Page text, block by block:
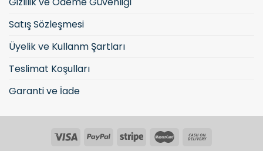
Satış Sözleşmesi
Üyelik ve Kullanm Şartları
Teslimat Koşulları
Garanti ve İade